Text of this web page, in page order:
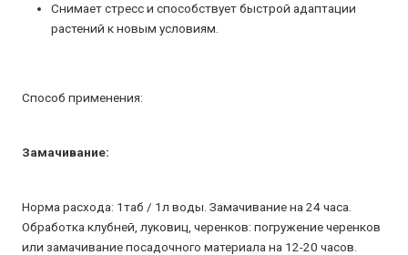
Снимает стресс и способствует быстрой адаптации
растений к новым условиям.
Способ применения:
Замачивание:
Норма расхода: 1таб / 1л воды. Замачивание на 24 часа.
Обработка клубней, луковиц, черенков: погружение черенков
или замачивание посадочного материала на 12-20 часов.